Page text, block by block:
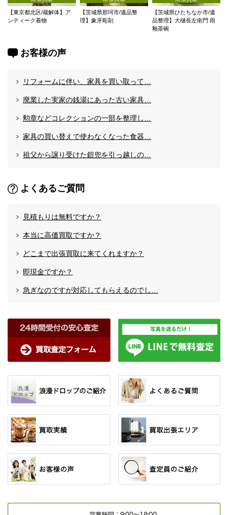
【東京都北区/蔵解体】ア
ンティーク着物
【茨城県那珂市/遺品整
理】象牙彫刻
【茨城県ひたちなか市/遺
品整理】大樋長左衛門 雨
釉茶碗
お客様の声
リフォームに伴い、家具を買い取って…
廃業した実家の銭湯にあった古い家具…
勲章などコレクションの一部を整理し…
家具の買い替えで使わなくなった食器…
祖父から譲り受けた鎧兜を引っ越しの…
よくあるご質問
見積もりは無料ですか？
本当に高価買取ですか？
どこまで出張買取に来てくれますか？
即現金ですか？
急ぎなのですが対応してもらえるのでし…